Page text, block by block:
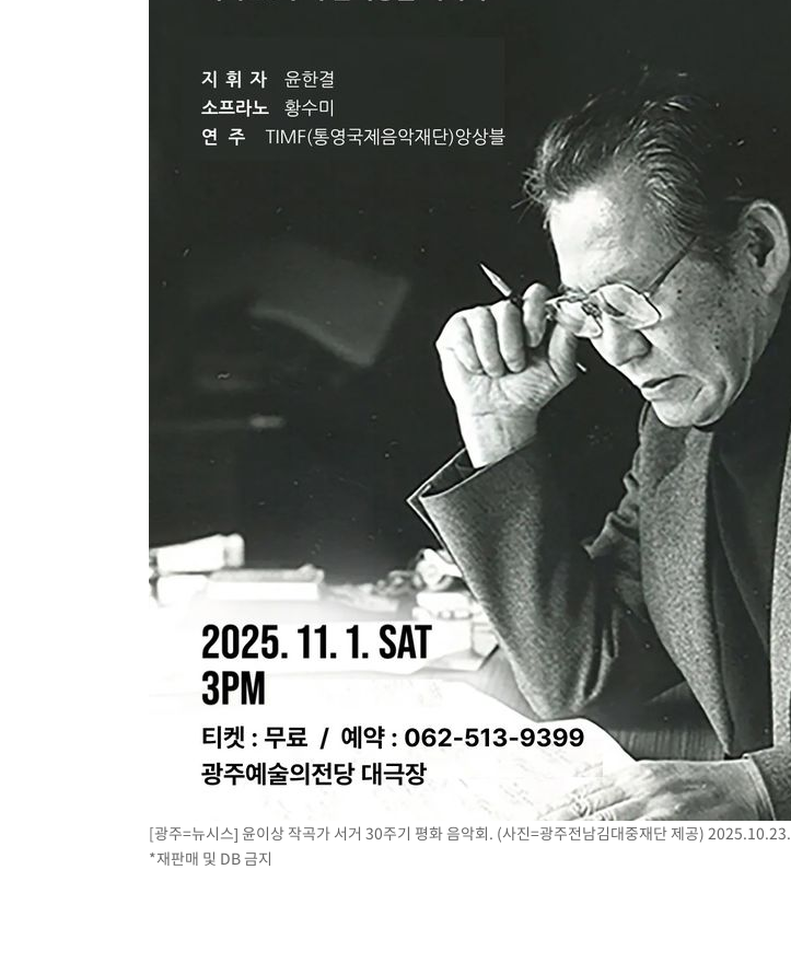
[광주=뉴시스] 윤이상 작곡가 서거 30주기 평화 음악회. (사진=광주전남김대중재단 제공) 2025.10.23.
*재판매 및 DB 금지